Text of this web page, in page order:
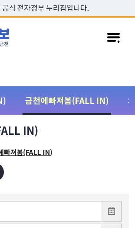
본문 바로가기
식 전자정부 누리집입니다.
금천에빠져봄(FALL IN)
IN)
빠져봄(FALL IN)